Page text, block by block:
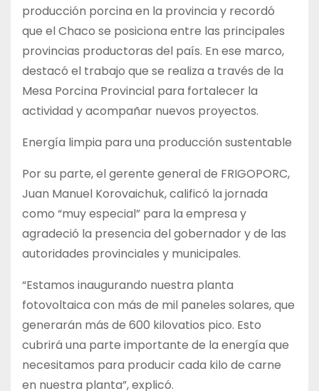
producción porcina en la provincia y recordó
que el Chaco se posiciona entre las principales
provincias productoras del país. En ese marco,
destacó el trabajo que se realiza a través de la
Mesa Porcina Provincial para fortalecer la
actividad y acompañar nuevos proyectos.
Energía limpia para una producción sustentable
Por su parte, el gerente general de FRIGOPORC,
Juan Manuel Korovaichuk, calificó la jornada
como “muy especial” para la empresa y
agradeció la presencia del gobernador y de las
autoridades provinciales y municipales.
“Estamos inaugurando nuestra planta
fotovoltaica con más de mil paneles solares, que
generarán más de 600 kilovatios pico. Esto
cubrirá una parte importante de la energía que
necesitamos para producir cada kilo de carne
en nuestra planta”, explicó.